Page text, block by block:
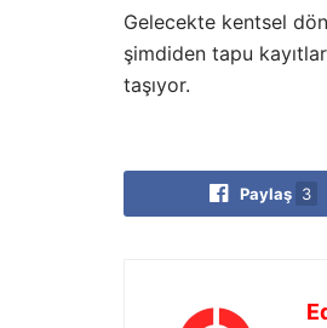
Gelecekte kentsel
şimdiden tapu
taşıyor.
Paylaş 3